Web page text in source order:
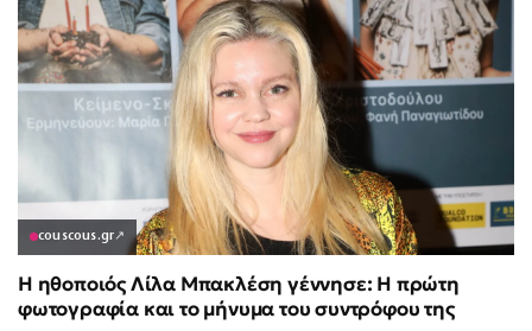
couscous.gr↗
Η ηθοποιός Λίλα Μπακλέση γέννησε: Η πρώτη
φωτογραφία και το μήνυμα του συντρόφου της